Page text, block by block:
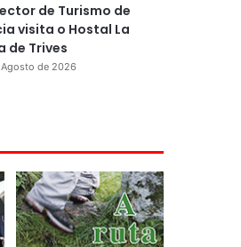
de Turismo de
visita o Hostal La
de Trives
de 2026